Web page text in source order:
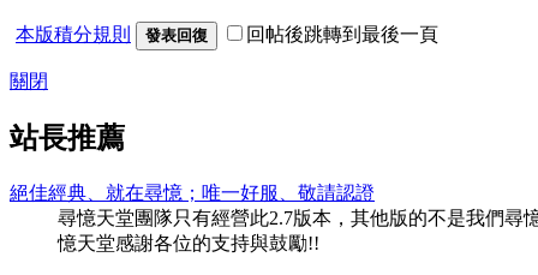
本版積分規則 發表回復 回帖後跳轉到最後一頁
關閉
站長推薦
絕佳經典、就在尋憶；唯一好服、敬請認證
尋憶天堂團隊只有經營此2.7版本，其他版的不是我們尋
憶天堂感謝各位的支持與鼓勵!!